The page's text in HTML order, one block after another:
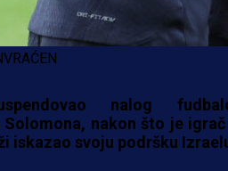
nalog
Solomona, nakon što je
iskazao svoju podršku